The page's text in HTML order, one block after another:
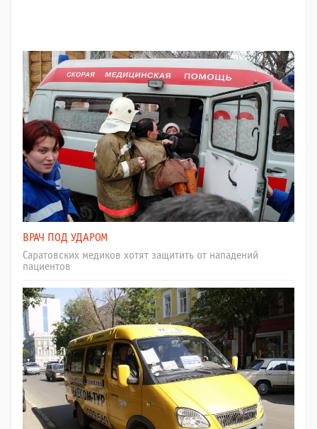
ВРАЧ ПОД УДАРОМ
Саратовских медиков хотят защитить от нападений
пациентов